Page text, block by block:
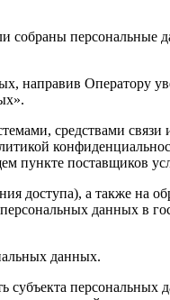
собраны
направив Оператору
средствами
пункте поставщиков
доступа), а также на
данных в
данных.